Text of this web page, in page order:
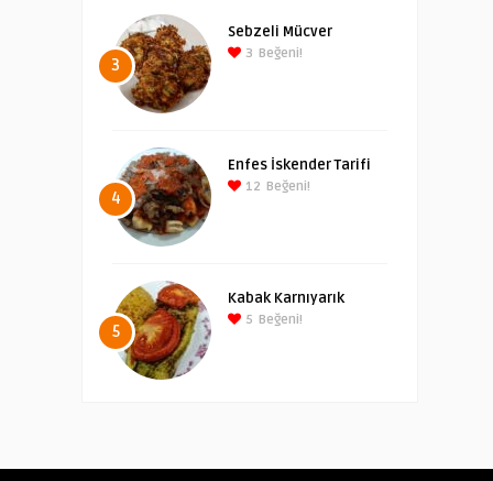
3
Sebzeli Mücver
3 Beğeni!
4
Enfes İskender Tarifi
12 Beğeni!
5
Kabak Karnıyarık
5 Beğeni!